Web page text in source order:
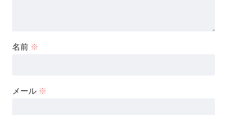
名前 ※
メール ※